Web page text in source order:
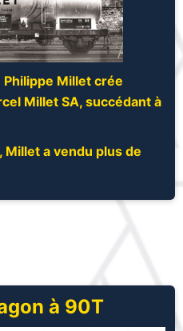
Millet crée
Millet SA, succédant à
a vendu plus de
à 90T